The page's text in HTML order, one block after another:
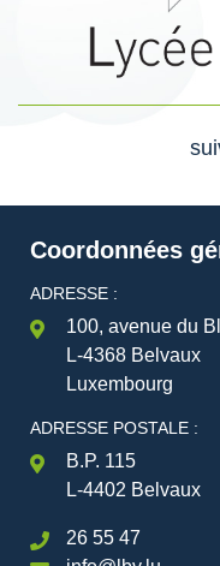
Coordonnées
ADRESSE :
100, avenue du
L-4368 Belvaux
Luxembourg
ADRESSE POSTALE :
B.P. 115
L-4402 Belvaux
26 55 47